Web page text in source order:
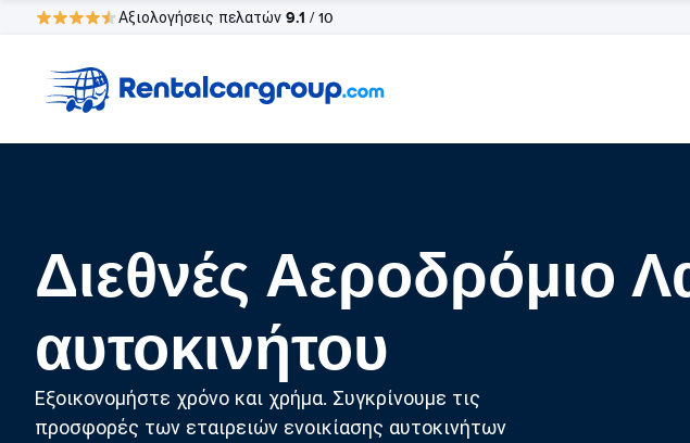
Αξιολογήσεις πελατών 9.1 / 10
Διεθνές Αεροδρόμιο
αυτοκινήτου
Εξοικονομήστε χρόνο και χρήμα. Συγκρίνουμε τις
προσφορές των εταιρειών ενοικίασης αυτοκινήτων